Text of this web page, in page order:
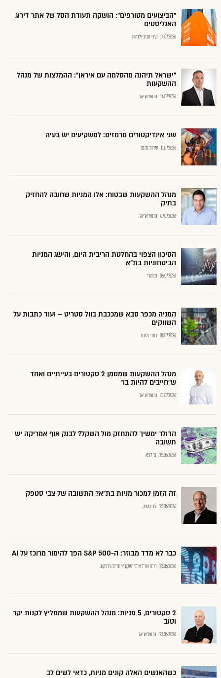
"הביצועים מטורפים": הושקה תעודת הסל של אתר דירוג
האנליסטים
14.07.2026 שירי חביב-ולדהורן
"ישראל תיהנה מהסלמה עם איראן": ההמלצות של מנהל
ההשקעות
14.07.2026 נתנאל אריאל
שני אינדיקטורים מרמזים: למשקיעים יש בעיה
11.07.2026 שירות גלובס
מנהל ההשקעות שבטוח: אלו המניות שחובה להחזיק
בתיק
07.07.2026 נתנאל אריאל
הסיכון הצפוי בהחלטת הריבית היום, והישג המניות
הביטחוניות בת"א
06.07.2026 רם מורי
המניה מכפר סבא שמככבת בוול סטריט – ועוד כתבות על
השווקים
04.07.2026 כתבי גלובס
מנהל ההשקעות שמסמן 2 סקטורים בעייתיים ואחד
ש"חייבים להיות בו"
01.07.2026 נתנאל אריאל
הדולר ימשיך להתחזק מול השקל? לבנק אוף אמריקה יש
תשובה
25.06.2026 בר לביא
זה הזמן למכור מניות בת"א? התשובה של צבי סטפק
25.06.2026 צבי סטפק
כבר לא מדד מבוזר: ה-S&P 500 הפך להימור מרוכז על AI
23.06.2026 רו"ח ועו"ד איתי רושקביץ ודרינה רזניקוב
2 סקטורים, 5 מניות: מנהל ההשקעות שממליץ לקנות יקר
וטוב
23.06.2026 נתנאל אריאל
כשהאנשים האלה קונים מניות, כדאי לשים לב